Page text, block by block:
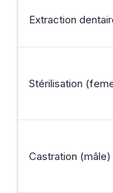
Extraction
Stérilisation
Castration (mâle)